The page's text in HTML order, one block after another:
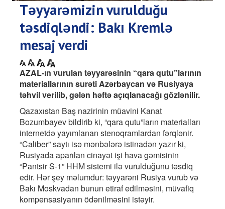
Təyyarəmizin vurulduğu
təsdiqləndi: Bakı Kremlə
mesaj verdi
AZAL-ın vurulan təyyarəsinin “qara qutu”larının
materiallarının surəti Azərbaycan və Rusiyaya
təhvil verilib, gələn həftə açıqlanacağı gözlənilir.
Qazaxıstan Baş nazirinin müavini Kanat
Bozumbayev bildirib ki, “qara qutu”ların materialları
internetdə yayımlanan stenoqramlardan fərqlənir.
“Caliber” saytı isə mənbələrə istinadən yazır ki,
Rusiyada aparılan cinayət işi hava gəmisinin
“Pantsir S-1” HHM sistemi ilə vurulduğunu təsdiq
edir. Hər şey məlumdur: təyyarəni Rusiya vurub və
Bakı Moskvadan bunun etiraf edilməsini, müvafiq
kompensasiyanın ödənilməsini istəyir.